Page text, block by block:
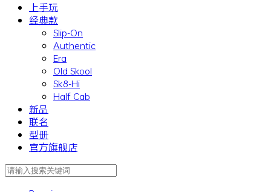
上手玩
经典款
Slip-On
Authentic
Era
Old Skool
Sk8-Hi
Half Cab
新品
联名
型册
官方旗舰店